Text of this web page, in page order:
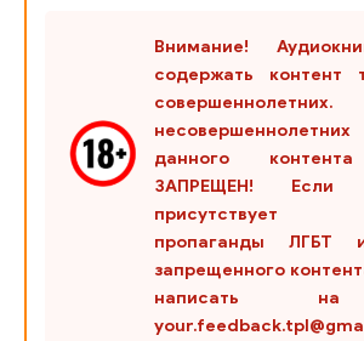
Внимание!
содержать контент
данного
ЗАПРЕЩЕН! Если
присутствует
пропаганды ЛГБТ
запрещенного
написать